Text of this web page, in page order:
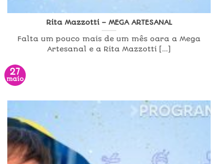
Rita Mazzotti – MEGA ARTESANAL
Falta um pouco mais de um mês oara a Mega
Artesanal e a Rita Mazzotti [...]
27
maio